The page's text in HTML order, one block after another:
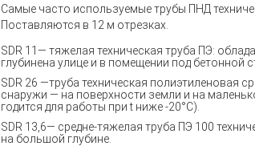
Самые часто используемыетрубы ПНД
Поставляются в 12 м отрезках.
SDR 11— тяжелая техническая труба ПЭ:
глубинена улице и в помещении под бетонной
SDR 26 —труба техническая полиэтиленовая
снаружи — на поверхности земли и на
годится для работы при t ниже -20°C).
SDR 13,6— средне-тяжелая труба ПЭ 100
на большой глубине.